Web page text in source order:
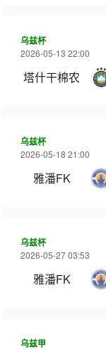
乌兹杯
2026-05-13 22:00
塔什干棉农
乌兹杯
2026-05-18 21:00
雅潘FK
乌兹杯
2026-05-27 03:53
雅潘FK
乌兹甲